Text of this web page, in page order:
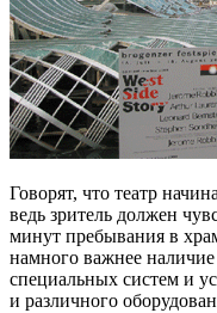
Говорят, что театр
ведь зритель должен
минут пребывания в
намного важнее
специальных систем и
и различного